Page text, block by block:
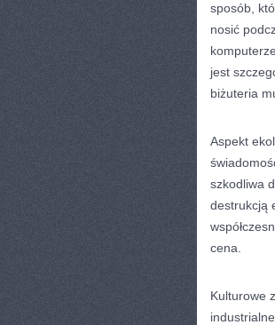
sposób,
nosić
jest
biżuteria
Aspekt
szkodliwa
destrukcją
cena.
Kulturowe